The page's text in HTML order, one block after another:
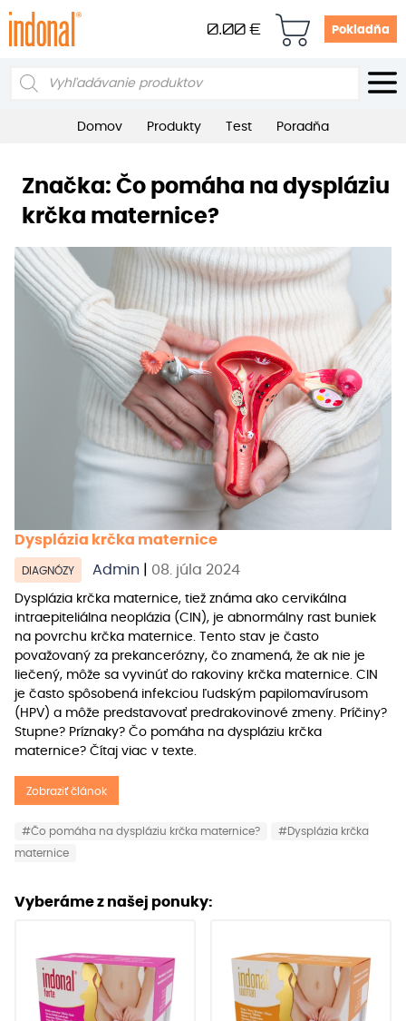
0.00 € Pokladňa
Products
Domov Produkty Test Poradňa
Značka: Čo pomáha na dyspláziu
krčka maternice?
Dysplázia krčka maternice
DIAGNÓZY Admin 08. júla 2024
Dysplázia krčka maternice, tiež známa ako cervikálna
intraepiteliálna neoplázia (CIN), je abnormálny rast buniek
na povrchu krčka maternice. Tento stav je často
považovaný za prekancerózny, čo znamená, že ak nie je
liečený, môže sa vyvinúť do rakoviny krčka maternice. CIN
je často spôsobená infekciou ľudským papilomavírusom
(HPV) a môže predstavovať predrakovinové zmeny. Príčiny?
Stupne? Príznaky? Čo pomáha na dyspláziu krčka
maternice? Čítaj viac v texte.
Zobraziť článok
#Čo pomáha na dyspláziu krčka maternice?
#Dysplázia krčka
maternice
Vyberáme z našej ponuky: